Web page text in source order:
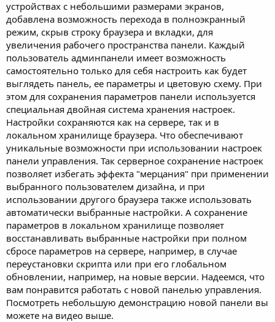
устройствах с небольшими размерами экранов,
добавлена возможность перехода в полноэкранный
режим, скрыв строку браузера и вкладки, для
увеличения рабочего пространства панели. Каждый
пользователь админпанели имеет возможность
самостоятельно только для себя настроить как будет
выглядеть панель, ее параметры и цветовую схему. При
этом для сохранения параметров панели используется
специальная двойная система хранения настроек.
Настройки сохраняются как на сервере, так и в
локальном хранилище браузера. Что обеспечивают
уникальные возможности при использовании настроек
панели управления. Так серверное сохранение настроек
позволяет избегать эффекта "мерцания" при применении
выбранного пользователем дизайна, и при
использовании другого браузера также использовать
автоматически выбранные настройки. А сохранение
параметров в локальном хранилище позволяет
восстанавливать выбранные настройки при полном
сбросе параметров на сервере, например, в случае
переустановки скрипта или при его глобальном
обновлении, например, на новые версии. Надеемся, что
вам понравится работать с новой панелью управления.
Посмотреть небольшую демонстрацию новой панели вы
можете на видео выше.